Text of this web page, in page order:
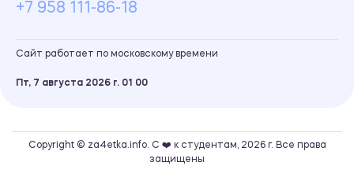
+7 958 111-86-18
Сайт работает по московскому времени
Пт, 7 августа 2026 г. 01 00
Copyright © za4etka.info. С ❤️ к студентам, 2026 г. Все права
защищены